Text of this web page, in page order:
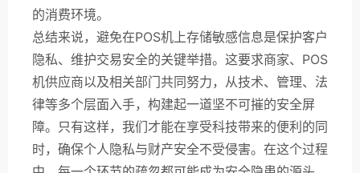
的消费环境。
总结来说，避免在POS机上存储敏感信息是保护客户
隐私、维护交易安全的关键举措。这要求商家、POS
机供应商以及相关部门共同努力，从技术、管理、法
律等多个层面入手，构建起一道坚不可摧的安全屏
障。只有这样，我们才能在享受科技带来的便利的同
时，确保个人隐私与财产安全不受侵害。在这个过程